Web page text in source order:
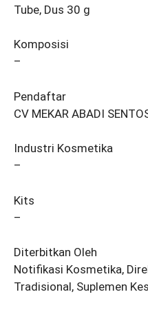
Tube, Dus 30 g
Komposisi
–
Pendaftar
CV MEKAR ABADI
Industri Kosmetika
–
Kits
–
Diterbitkan Oleh
Notifikasi Kosmetika,
Tradisional, Suplemen